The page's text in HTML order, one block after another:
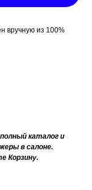
вручную из 100%
каталог и
в салоне.
Корзину.